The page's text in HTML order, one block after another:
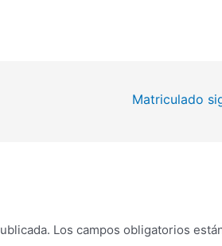
Matriculado
Los campos obligatorios